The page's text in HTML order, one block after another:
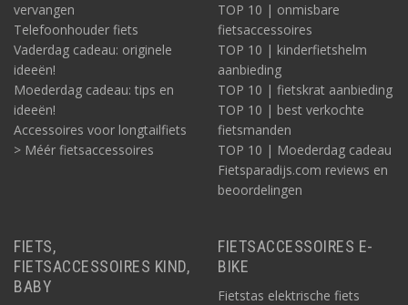
vervangen
Telefoonhouder fiets
Vaderdag cadeau: originele
ideeën!
Moederdag cadeau: tips en
ideeën!
Accessoires voor longtailfiets
> Méér fietsaccessoires
TOP 10 | onmisbare
fietsaccessoires
TOP 10 | kinderfietshelm
aanbieding
TOP 10 | fietskrat aanbieding
TOP 10 | best verkochte
fietsmanden
TOP 10 | Moederdag cadeau
Fietsparadijs.com reviews en
beoordelingen
FIETS,
FIETSACCESSOIRES KIND,
BABY
FIETSACCESSOIRES E-
BIKE
Fietstas elektrische fiets